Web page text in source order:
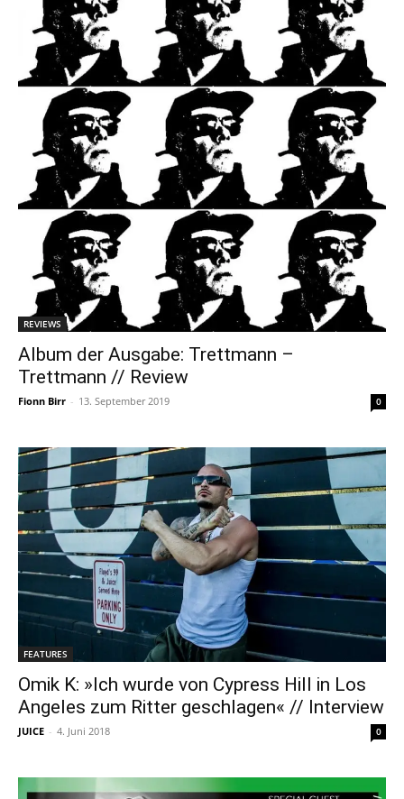
REVIEWS
Album der Ausgabe: Trettmann –
Trettmann // Review
Fionn Birr - 13. September 2019 0
FEATURES
Omik K: »Ich wurde von Cypress Hill in Los
Angeles zum Ritter geschlagen« // Interview
JUICE - 4. Juni 2018 0